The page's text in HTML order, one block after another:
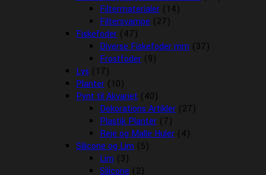
Filtermaterialer (14)
Filtersvampe (27)
Fiskefoder (47)
Diverse Fiskefoder mm (37)
Frostfoder (9)
Lys (17)
Planter (10)
Pynt til Akvariet (40)
Dekorations Artikler (27)
Plastik Planter (7)
Reje og Malle Huler (4)
Silicone og Lim (5)
Lim (3)
Silicone (2)